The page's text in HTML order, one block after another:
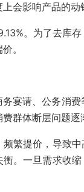
会影响产品的动
。为了去库
。
宴请、公务消
群体断层问题逐
繁提价，导致中
。一旦需求收